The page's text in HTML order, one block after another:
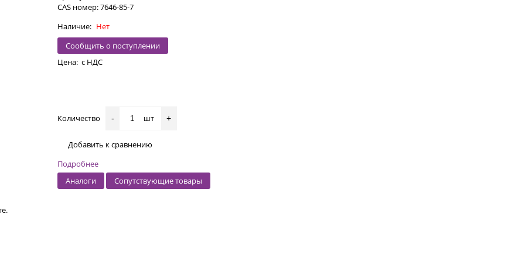
CAS номер: 7646-85-7
Наличие: Нет
Сообщить о поступлении
Цена: с НДС
Количество - шт +
Добавить к сравнению
Подробнее
Аналоги
Сопутствующие товары